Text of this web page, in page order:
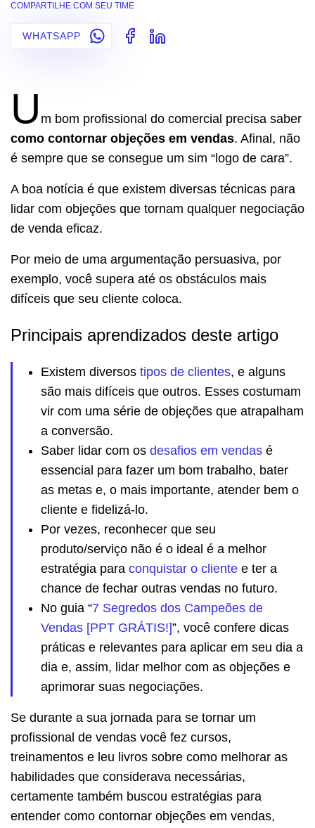
COMPARTILHE COM SEU TIME
WHATSAPP
U m bom profissional do comercial precisa saber
como contornar objeções em vendas. Afinal, não
é sempre que se consegue um sim “logo de cara”.
A boa notícia é que existem diversas técnicas para
lidar com objeções que tornam qualquer negociação
de venda eficaz.
Por meio de uma argumentação persuasiva, por
exemplo, você supera até os obstáculos mais
difíceis que seu cliente coloca.
Principais aprendizados deste artigo
Existem diversos tipos de clientes, e alguns
são mais difíceis que outros. Esses costumam
vir com uma série de objeções que atrapalham
a conversão.
Saber lidar com os desafios em vendas é
essencial para fazer um bom trabalho, bater
as metas e, o mais importante, atender bem o
cliente e fidelizá-lo.
Por vezes, reconhecer que seu
produto/serviço não é o ideal é a melhor
estratégia para conquistar o cliente e ter a
chance de fechar outras vendas no futuro.
No guia “7 Segredos dos Campeões de
Vendas [PPT GRÁTIS!]”, você confere dicas
práticas e relevantes para aplicar em seu dia a
dia e, assim, lidar melhor com as objeções e
aprimorar suas negociações.
Se durante a sua jornada para se tornar um
profissional de vendas você fez cursos,
treinamentos e leu livros sobre como melhorar as
habilidades que considerava necessárias,
certamente também buscou estratégias para
entender como contornar objeções em vendas,